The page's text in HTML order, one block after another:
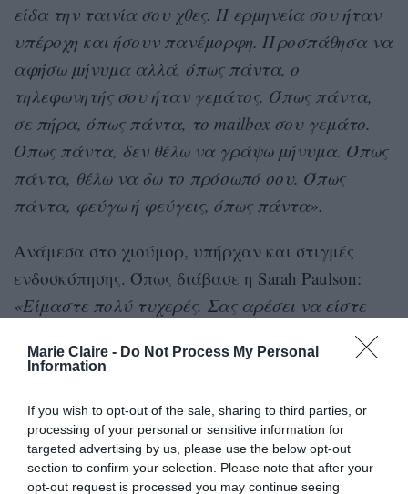
Marie Claire - Do Not Process My Personal
Information
If you wish to opt-out of the sale, sharing to third parties, or
processing of your personal or sensitive information for
targeted advertising by us, please use the below opt-out
section to confirm your selection. Please note that after your
opt-out request is processed you may continue seeing
είδα την ταινία σου χθες. Η ερμηνεία σου ήταν
υπέροχη και ήσουν πανέμορφη. Προσπάθησα να
αφήσω μήνυμα αλλά, όπως πάντα, ο
τηλεφωνητής σου ήταν γεμάτος. Όπως πάντα,
σε πήρα, όπως πάντα, το mailbox σου γεμάτο.
Όπως πάντα, δεν θέλω να γράψω μήνυμα. Όπως
πάντα, θέλω να δω το πρόσωπό σου. Όπως
πάντα, φεύγω ή φεύγεις, όπως πάντα».
Ανάμεσα στο χιούμορ, υπήρχαν και στιγμές
ενδοσκόπησης. Όπως διάβασε η Sarah Paulson:
«Είμαστε πολύ τυχερές. Σας αρέσει να είστε
ηθοποιός; Εμένα όχι. Είστε αρκετά ευτυχισμένη;
Di».